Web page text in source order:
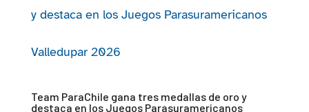
Team ParaChile gana tres medallas de oro y
destaca en los Juegos Parasuramericanos